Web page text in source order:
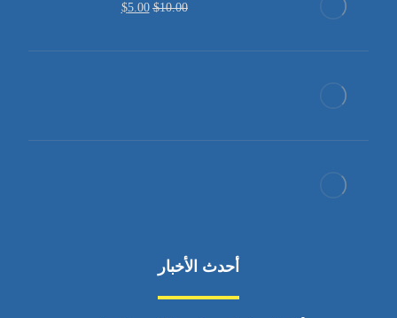
$10.00
$5.00
أحدث الأخبار